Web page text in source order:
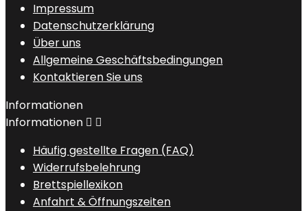
Impressum
Datenschutzerklärung
Über uns
Allgemeine Geschäftsbedingungen
Kontaktieren Sie uns
Informationen
Informationen  
Häufig gestellte Fragen (FAQ)
Widerrufsbelehrung
Brettspiellexikon
Anfahrt & Öffnungszeiten